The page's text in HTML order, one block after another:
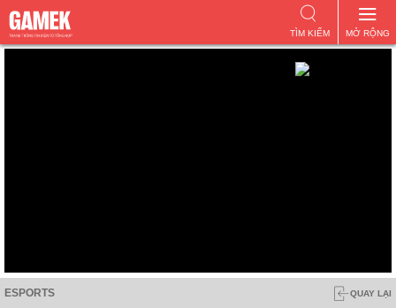
MỞ RỘNG
TÌM KIẾM
ESPORTS QUAY LẠI